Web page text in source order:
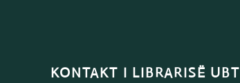
KONTAKT I LIBRARISË UBT